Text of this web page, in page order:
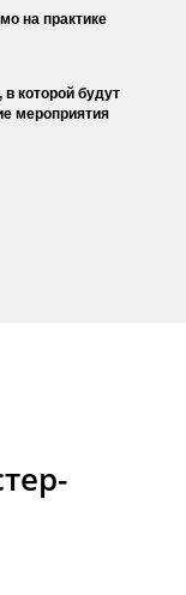
на практике
которой будут
мероприятия